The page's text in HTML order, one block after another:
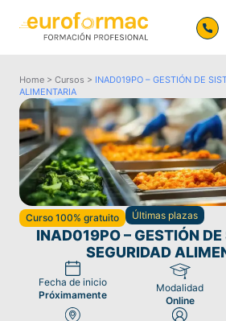
Home > Cursos > INAD019PO – GESTIÓN DE
ALIMENTARIA
Curso 100% gratuito Últimas plazas
INAD019PO – GESTIÓN
SEGURIDAD
Fecha de inicio
Próximamente
Modalidad
Online